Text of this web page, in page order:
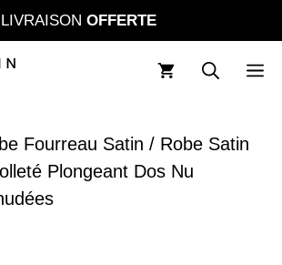
LIVRAISON OFFERTE
Fourreau Satin / Robe Satin
Plongeant Dos Nu